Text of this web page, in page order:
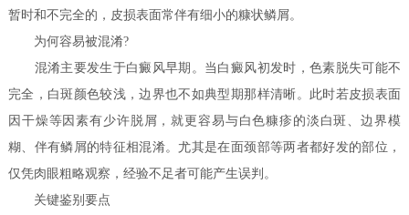
暂时和不完全的，皮损表面常伴有细小的糠状鳞屑。
为何容易被混淆?
混淆主要发生于白癜风早期。当白癜风初发时，色素脱失可能不
完全，白斑颜色较浅，边界也不如典型期那样清晰。此时若皮损表面
因干燥等因素有少许脱屑，就更容易与白色糠疹的淡白斑、边界模
糊、伴有鳞屑的特征相混淆。尤其是在面颈部等两者都好发的部位，
仅凭肉眼粗略观察，经验不足者可能产生误判。
关键鉴别要点